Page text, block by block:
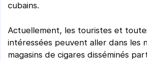
cubains.
Actuellement, les touristes et
intéressées peuvent aller dans les
magasins de cigares disséminés